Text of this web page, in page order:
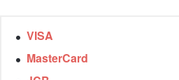
VISA
MasterCard